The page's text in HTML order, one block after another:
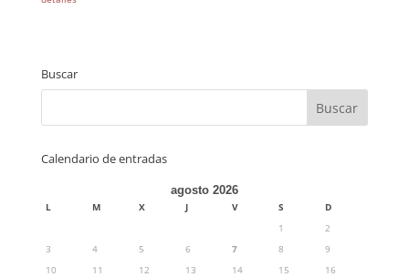
Buscar
Calendario de entradas
agosto 2026
L M X J V S
D
1
2
3
4 5 6 7 8
9
10
11 12 13 14 15
16